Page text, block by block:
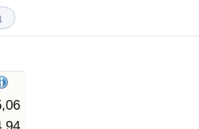
(corrente)
(Corrente)